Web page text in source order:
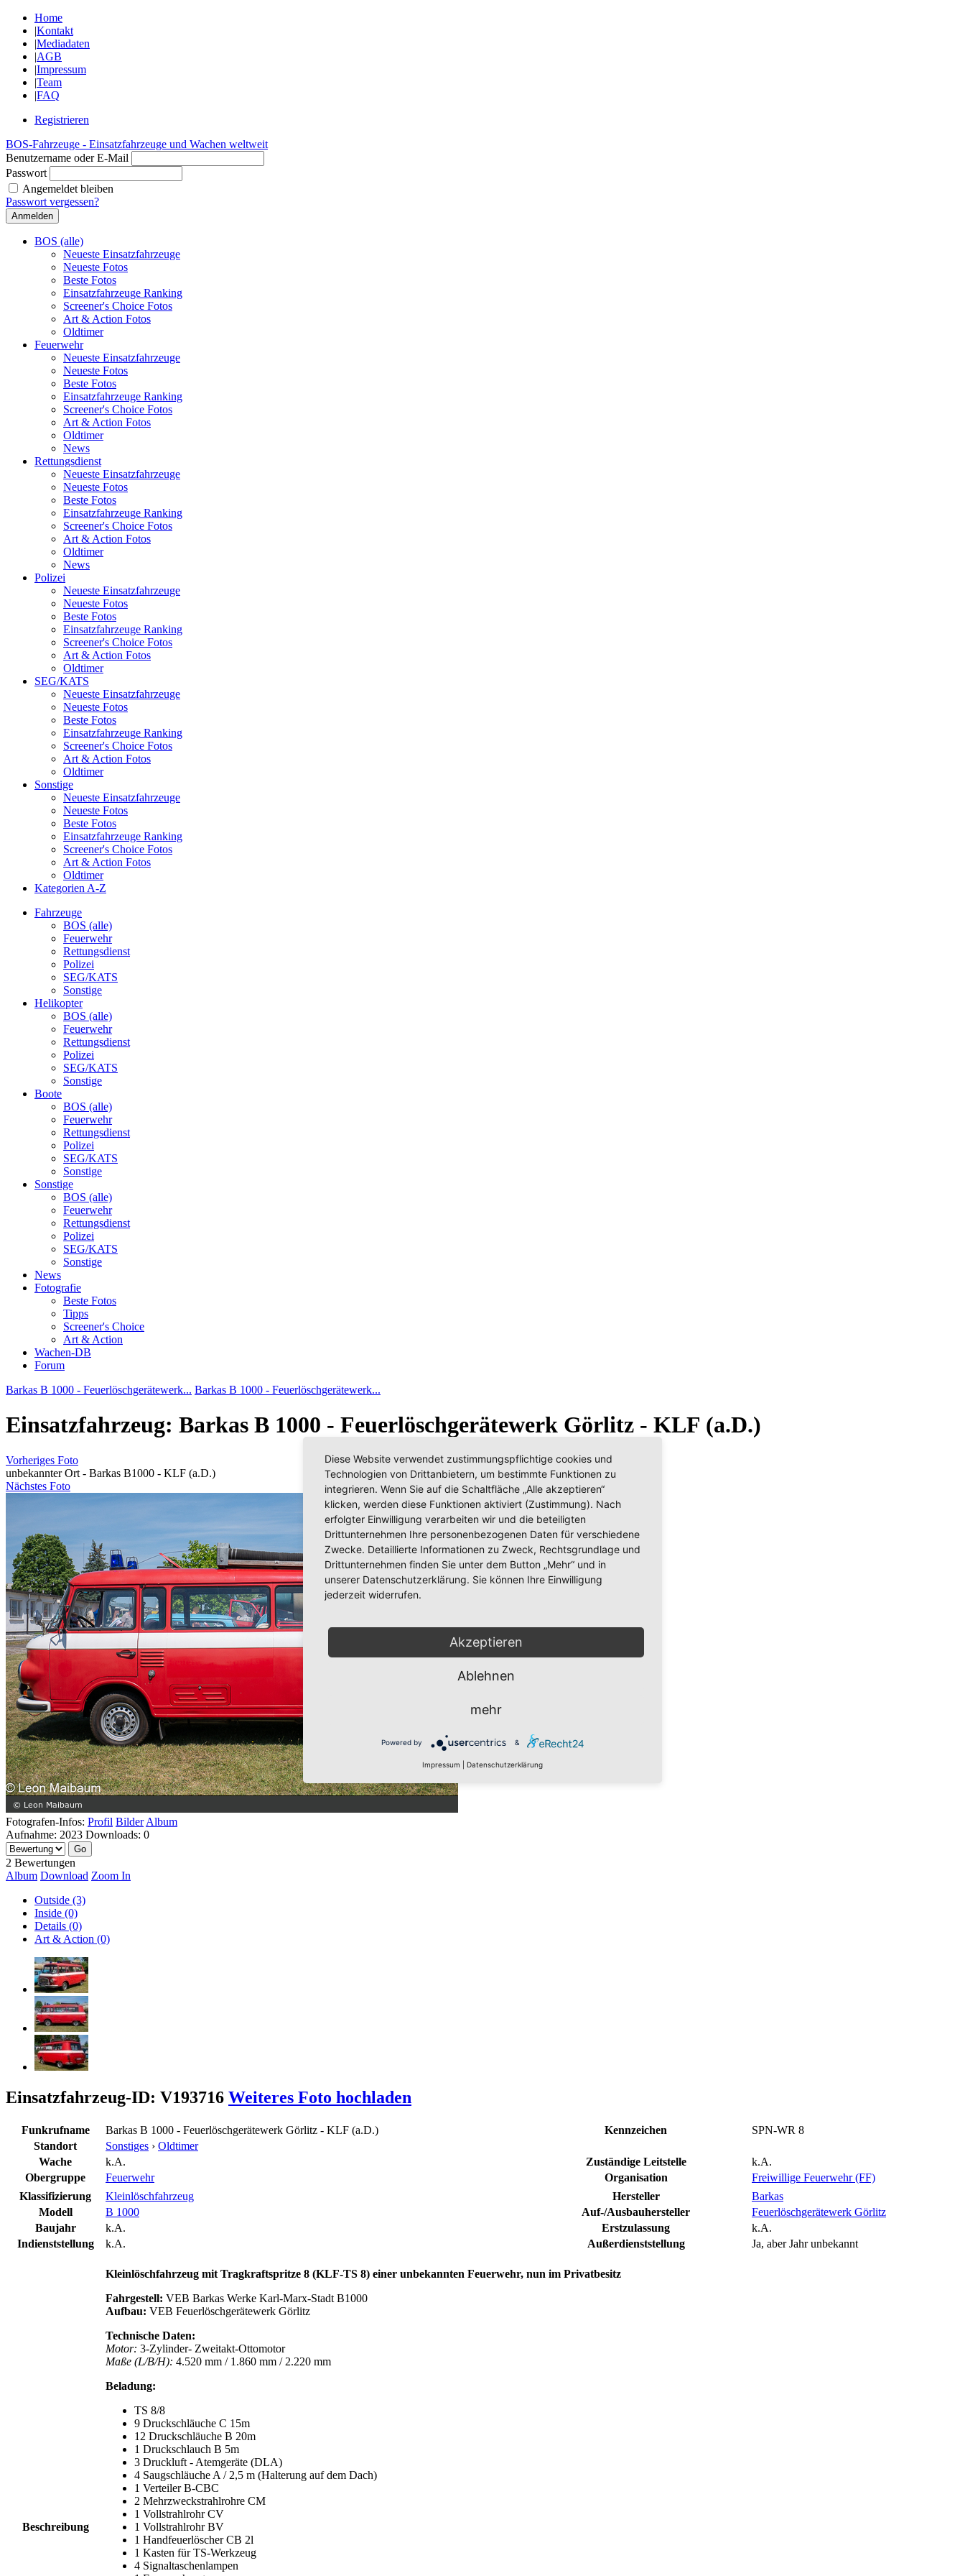
Home
|Kontakt
|Mediadaten
|AGB
|Impressum
|Team
|FAQ
Registrieren
BOS-Fahrzeuge - Einsatzfahrzeuge und Wachen weltweit
Benutzername oder E-Mail
Passwort
Angemeldet bleiben
Passwort vergessen?
BOS (alle)
Neueste Einsatzfahrzeuge
Neueste Fotos
Beste Fotos
Einsatzfahrzeuge Ranking
Screener's Choice Fotos
Art & Action Fotos
Oldtimer
Feuerwehr
Neueste Einsatzfahrzeuge
Neueste Fotos
Beste Fotos
Einsatzfahrzeuge Ranking
Screener's Choice Fotos
Art & Action Fotos
Oldtimer
News
Rettungsdienst
Neueste Einsatzfahrzeuge
Neueste Fotos
Beste Fotos
Einsatzfahrzeuge Ranking
Screener's Choice Fotos
Art & Action Fotos
Oldtimer
News
Polizei
Neueste Einsatzfahrzeuge
Neueste Fotos
Beste Fotos
Einsatzfahrzeuge Ranking
Screener's Choice Fotos
Art & Action Fotos
Oldtimer
SEG/KATS
Neueste Einsatzfahrzeuge
Neueste Fotos
Beste Fotos
Einsatzfahrzeuge Ranking
Screener's Choice Fotos
Art & Action Fotos
Oldtimer
Sonstige
Neueste Einsatzfahrzeuge
Neueste Fotos
Beste Fotos
Einsatzfahrzeuge Ranking
Screener's Choice Fotos
Art & Action Fotos
Oldtimer
Kategorien A-Z
Fahrzeuge
BOS (alle)
Feuerwehr
Rettungsdienst
Polizei
SEG/KATS
Sonstige
Helikopter
BOS (alle)
Feuerwehr
Rettungsdienst
Polizei
SEG/KATS
Sonstige
Boote
BOS (alle)
Feuerwehr
Rettungsdienst
Polizei
SEG/KATS
Sonstige
Sonstige
BOS (alle)
Feuerwehr
Rettungsdienst
Polizei
SEG/KATS
Sonstige
News
Fotografie
Beste Fotos
Tipps
Screener's Choice
Art & Action
Wachen-DB
Forum
Barkas B 1000 - Feuerlöschgerätewerk... Barkas B 1000 - Feuerlöschgerätewerk...
Einsatzfahrzeug: Barkas B 1000 - Feuerlöschgerätewerk Görlitz - KLF (a.D.)
Vorheriges Foto
unbekannter Ort - Barkas B1000 - KLF (a.D.)
Nächstes Foto
Fotografen-Infos: Profil Bilder Album
Aufnahme: 2023 Downloads: 0
2 Bewertungen
Album Download Zoom In
Outside (3)
Inside (0)
Details (0)
Art & Action (0)
Einsatzfahrzeug-ID: V193716 Weiteres Foto hochladen
Funkrufname Barkas B 1000 - Feuerlöschgerätewerk Görlitz - KLF (a.D.) Kennzeichen
SPN-WR 8
Standort
Sonstiges › Oldtimer
Wache
k.A. Zuständige Leitstelle
k.A.
Obergruppe
Feuerwehr Organisation
Freiwillige Feuerwehr (FF)
Klassifizierung
Kleinlöschfahrzeug Hersteller
Barkas
Modell
B 1000 Auf-/Ausbauhersteller
Feuerlöschgerätewerk Görlitz
Baujahr
k.A. Erstzulassung
k.A.
Indienststellung
k.A. Außerdienststellung Ja, aber Jahr unbekannt
Beschreibung
Kleinlöschfahrzeug mit Tragkraftspritze 8 (KLF-TS 8) einer unbekannten Feuerwehr, nun im Privatbesitz
Fahrgestell: VEB Barkas Werke Karl-Marx-Stadt B1000
Aufbau: VEB Feuerlöschgerätewerk Görlitz
Technische Daten:
Motor: 3-Zylinder- Zweitakt-Ottomotor
Maße (L/B/H): 4.520 mm / 1.860 mm / 2.220 mm
Beladung:
TS 8/8
9 Druckschläuche C 15m
12 Druckschläuche B 20m
1 Druckschlauch B 5m
3 Druckluft - Atemgeräte (DLA)
4 Saugschläuche A / 2,5 m (Halterung auf dem Dach)
1 Verteiler B-CBC
2 Mehrzweckstrahlrohre CM
1 Vollstrahlrohr CV
1 Vollstrahlrohr BV
1 Handfeuerlöscher CB 2l
1 Kasten für TS-Werkzeug
4 Signaltaschenlampen
Diese Website verwendet zustimmungspflichtige cookies und
Technologien von Drittanbietern, um bestimmte Funktionen zu
integrieren. Wenn Sie auf die Schaltfläche „Alle akzeptieren“
klicken, werden diese Funktionen aktiviert (Zustimmung). Nach
erfolgter Einwilligung verarbeiten wir und die beteiligten
Drittunternehmen Ihre personenbezogenen Daten für verschiedene
Zwecke. Detaillierte Informationen zu Zweck, Rechtsgrundlage und
Drittunternehmen finden Sie unter dem Button „Mehr“ und in
unserer Datenschutzerklärung. Sie können Ihre Einwilligung
jederzeit widerrufen.
Akzeptieren
Ablehnen
mehr
Powered by &
Impressum Datenschutzerklärung